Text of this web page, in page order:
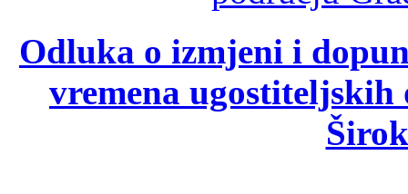
Odluka o izmjeni i
vremena